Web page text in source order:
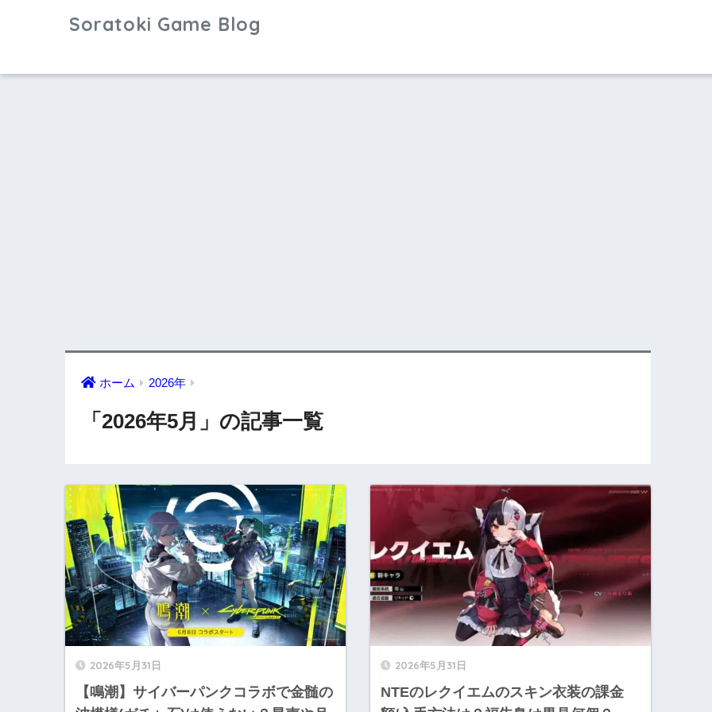
Soratoki Game Blog
ホーム 2026年
「2026年5月」の記事一覧
2026年5月31日
【鳴潮】サイバーパンクコラボで金髄の
2026年5月31日
NTEのレクイエムのスキン衣装の課金